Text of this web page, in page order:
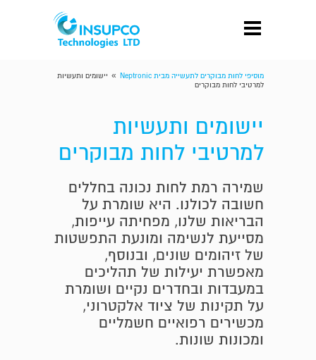
מוסיפי לחות מבוקרים לתעשייה מבית Neptronic » יישומים ותעשיות
למרטיבי לחות מבוקרים
יישומים ותעשיות
למרטיבי לחות מבוקרים
שמירה רמת לחות נכונה בחללים
חשובה לכולנו. היא שומרת על
הבריאות שלנו, מפחיתה עייפות,
מסייעת לנשימה ומונעת התפשטות
של זיהומים שונים, ובנוסף,
מאפשרת יעילות של תהליכים
במעבדות ובחדרים נקיים ושומרת
על תקינות של ציוד אלקטרוני,
מכשירים רפואיים חשמליים
ומכונות שונות.